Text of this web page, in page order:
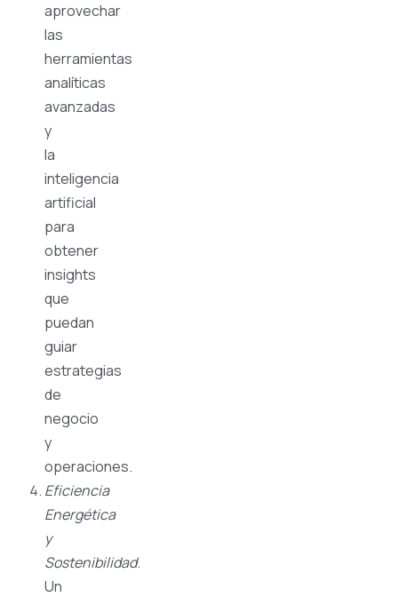
aprovechar
las
herramientas
analíticas
avanzadas
y
la
inteligencia
artificial
para
obtener
insights
que
puedan
guiar
estrategias
de
negocio
y
operaciones.
Eficiencia
Energética
y
Sostenibilidad.
Un